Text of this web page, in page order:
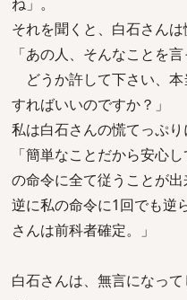
それを聞くと、白石さん
「あの人、そんなことを
どうか許して下さい、
すればいいのですか？」
私は白石さんの慌てっぷり
「簡単なことだから安心
の命令に全て従うことが出
逆に私の命令に1回でも逆
さんは前科者確定。」
白石さんは、無言になっ